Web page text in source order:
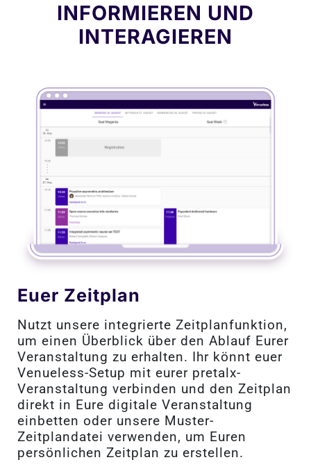
INFORMIEREN UND
INTERAGIEREN
Euer Zeitplan
Nutzt unsere integrierte Zeitplanfunktion,
um einen Überblick über den Ablauf Eurer
Veranstaltung zu erhalten. Ihr könnt euer
Venueless-Setup mit eurer pretalx-
Veranstaltung verbinden und den Zeitplan
direkt in Eure digitale Veranstaltung
einbetten oder unsere Muster-
Zeitplandatei verwenden, um Euren
persönlichen Zeitplan zu erstellen.